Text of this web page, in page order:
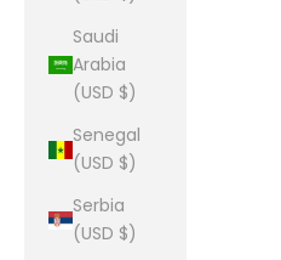
Saudi
Arabia
(USD $)
Senegal
(USD $)
Serbia
(USD $)